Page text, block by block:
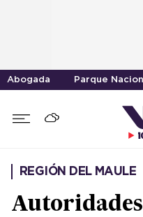
Abogada Parque
REGIÓN DEL MAULE